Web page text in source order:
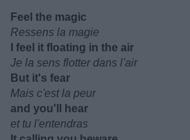
Feel the magic
Ressens la magie
I feel it floating in the air
Je la sens flotter dans l'air
But it's fear
Mais c'est la peur
and you'll hear
et tu l'entendras